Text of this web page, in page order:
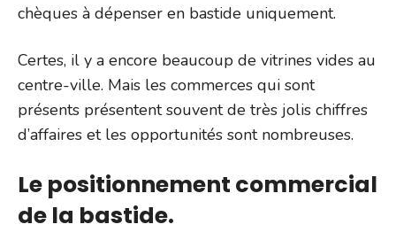
chèques à dépenser en bastide uniquement.
Certes, il y a encore beaucoup de vitrines vides au
centre-ville. Mais les commerces qui sont
présents présentent souvent de très jolis chiffres
d’affaires et les opportunités sont nombreuses.
Le positionnement commercial
de la bastide.